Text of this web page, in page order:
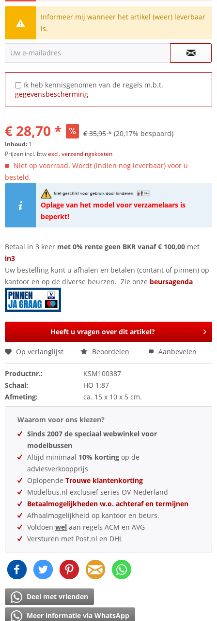
Informeer mij wanneer het artikel (weer) leverbaar
is.
Uw e-mailadres
Ik heb kennisgenomen van de regels m.b.t.
gegevensbescherming
€ 28,70 * € 35,95 * (20,17% bespaard)
Inhoud: 1
Prijzen incl. btwexcl. verzendingskosten
Niet op voorraad. Wordt (indien nog leverbaar) voor u
besteld.
Oplage van het model voor verzamelaars is
beperkt!
Betaal in 3 keer met 0% rente geen BKR vanaf € 100,00 met
in3
Uw bestelling kunt u afhalen en betalen (contant of pinnen) op
kantoor en op de diverse beurzen. Zie onze beursagenda
Heeft u vragen over dit artikel?
Op verlanglijst Beoordelen Aanbevelen
Productnr.:
KSM100387
Schaal:
HO 1:87
Afmeting:
ca. 15 x 10 x 5 cm.
Waarom voor ons kiezen?
Sinds 2007 de speciaal webwinkel voor
modelbussen
Altijd minimaal 10% korting op de
adviesverkoopprijs
Oplopende Trouwe klantenkorting
Modelbus.nl exclusief series OV-Nederland
Betaalmogelijkheden w.o. achteraf en termijnen
Afhaalmogelijkheid op kantoor en beurs.
Voldoen wel aan regels ACM en AVG
Versturen met Post.nl en DHL
Deel met vrienden
Meer informatie via WhatsApp